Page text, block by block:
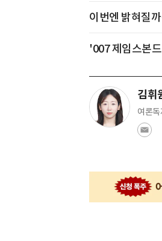
이번엔 밝혀질
'007 제임스본
김휘
여론